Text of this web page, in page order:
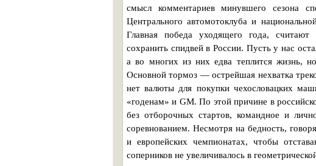
смысл комментариев минувшего сезона
Центрального автомотоклуба и
Главная победа уходящего года,
сохранить спидвей в России. Пусть у нас
а во многих из них едва теплится жизнь,
Основной тормоз — острейшая нехватка
нет валюты для покупки чехословацких
«годенам» и GM. По этой причине в
без отборочных стартов, командное и
соревнованием. Несмотря на бедность,
и европейских чемпионатах, чтобы
соперников не увеличивалось в